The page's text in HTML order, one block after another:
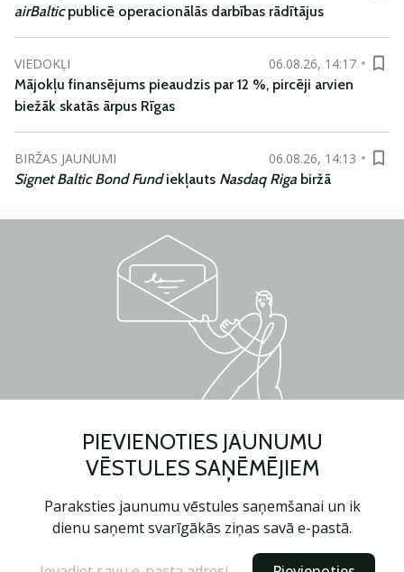
airBalticpublicē operacionālās darbības rādītājus
VIEDOKĻI
06.08.26, 14:17
Mājokļu finansējums pieaudzis par 12 %, pircēji arvien
biežāk skatās ārpus Rīgas
BIRŽAS JAUNUMI
06.08.26, 14:13
Signet Baltic Bond Fundiekļauts Nasdaq Riga biržā
PIEVIENOTIES JAUNUMU
VĒSTULES SAŅĒMĒJIEM
Paraksties jaunumu vēstules saņemšanai un ik
dienu saņemt svarīgākās ziņas savā e-pastā.